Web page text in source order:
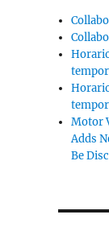
Motor
Adds
Be